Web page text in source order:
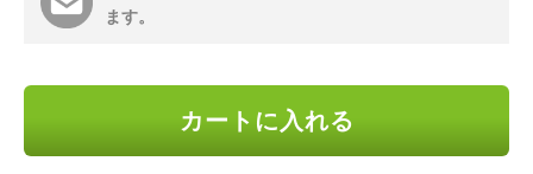
ます。
カートに入れる